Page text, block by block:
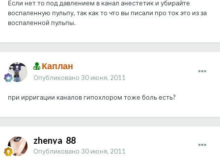
Если нет то под давлением в канал анестетик и убирайте
воспаленную пульпу, так как то что вы писали про ток это из за
воспаленной пульпы.
Каплан
Опубликовано 30 июня, 2011
при ирригации каналов гипохлором тоже боль есть?
zhenya_88
Опубликовано 30 июня, 2011